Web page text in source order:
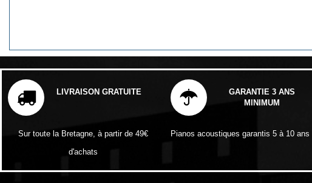
LIVRAISON GRATUITE
Sur toute la Bretagne, à partir de 49€
d'achats
GARANTIE 3 ANS
MINIMUM
Pianos acoustiques garantis 5 à 10 ans